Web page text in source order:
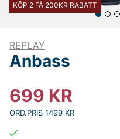
KÖP 2 FÅ 200KR RABATT
REPLAY
Anbass
699 KR
ORD.PRIS 1499 KR